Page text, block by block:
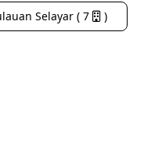
Selayar ( 7 )